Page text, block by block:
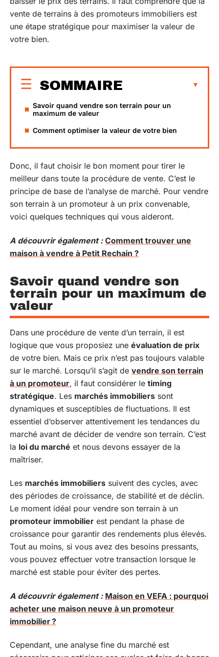
vente de terrains à des promoteurs immobiliers est
une étape stratégique pour maximiser la valeur de
votre bien.
SOMMAIRE
Savoir quand vendre son terrain pour un
maximum de valeur
Comment optimiser la valeur de votre bien
Donc, il faut choisir le bon moment pour tirer le
meilleur dans toute la procédure de vente. C’est le
principe de base de l’analyse de marché. Pour vendre
son terrain à un promoteur à un prix convenable,
voici quelques techniques qui vous aideront.
A découvrir également : Comment trouver une
maison à vendre à Petit Rechain ?
Savoir quand vendre son
terrain pour un maximum de
valeur
Dans une procédure de vente d’un terrain, il est
logique que vous proposiez une évaluation de prix
de votre bien. Mais ce prix n’est pas toujours valable
sur le marché. Lorsqu’il s’agit de vendre son terrain
à un promoteur, il faut considérer le timing
stratégique. Les marchés immobiliers sont
dynamiques et susceptibles de fluctuations. Il est
essentiel d’observer attentivement les tendances du
marché avant de décider de vendre son terrain. C’est
la loi du marché et nous devons essayer de la
maîtriser.
Les marchés immobiliers suivent des cycles, avec
des périodes de croissance, de stabilité et de déclin.
Le moment idéal pour vendre son terrain à un
promoteur immobilier est pendant la phase de
croissance pour garantir des rendements plus élevés.
Tout au moins, si vous avez des besoins pressants,
vous pouvez effectuer votre transaction lorsque le
marché est stable pour éviter des pertes.
A découvrir également : Maison en VEFA : pourquoi
acheter une maison neuve à un promoteur
immobilier ?
Cependant, une analyse fine du marché est